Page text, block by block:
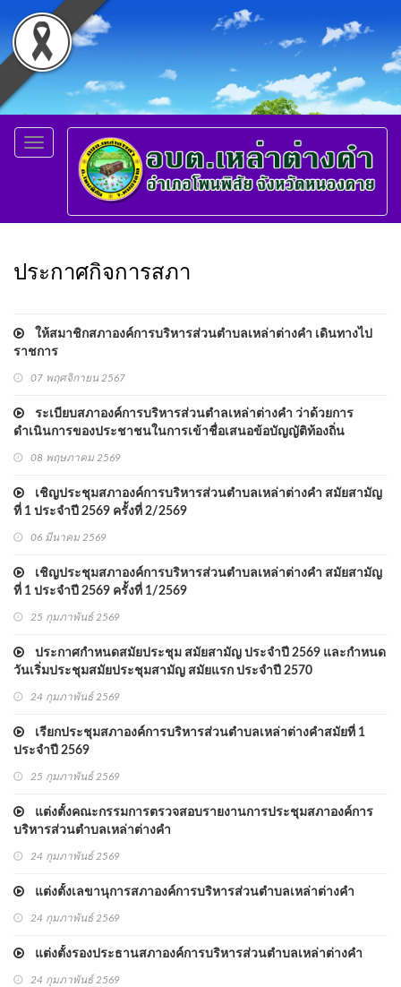
Toggle
navigation
ประกาศกิจการสภา
ให้สมาชิกสภาองค์การบริหารส่วนตำบลเหล่าต่างคำ เดินทางไป
ราชการ
07 พฤศจิกายน 2567
ระเบียบสภาองค์การบริหารส่วนตำลเหล่าต่างคำ ว่าด้วยการ
ดำเนินการของประชาชนในการเข้าชื่อเสนอข้อบัญญัติท้องถิ่น
08 พฤษภาคม 2569
เชิญประชุมสภาองค์การบริหารส่วนตำบลเหล่าต่างคำ สมัยสามัญ
ที่ 1 ประจำปี 2569 ครั้งที่ 2/2569
06 มีนาคม 2569
เชิญประชุมสภาองค์การบริหารส่วนตำบลเหล่าต่างคำ สมัยสามัญ
ที่ 1 ประจำปี 2569 ครั้งที่ 1/2569
25 กุมภาพันธ์ 2569
ประกาศกำหนดสมัยประชุม สมัยสามัญ ประจำปี 2569 และกำหนด
วันเริ่มประชุมสมัยประชุมสามัญ สมัยแรก ประจำปี 2570
24 กุมภาพันธ์ 2569
เรียกประชุมสภาองค์การบริหารส่วนตำบลเหล่าต่างคำสมัยที่ 1
ประจำปี 2569
25 กุมภาพันธ์ 2569
แต่งตั้งคณะกรรมการตรวจสอบรายงานการประชุมสภาองค์การ
บริหารส่วนตำบลเหล่าต่างคำ
24 กุมภาพันธ์ 2569
แต่งตั้งเลขานุการสภาองค์การบริหารส่วนตำบลเหล่าต่างคำ
24 กุมภาพันธ์ 2569
แต่งตั้งรองประธานสภาองค์การบริหารส่วนตำบลเหล่าต่างคำ
24 กุมภาพันธ์ 2569